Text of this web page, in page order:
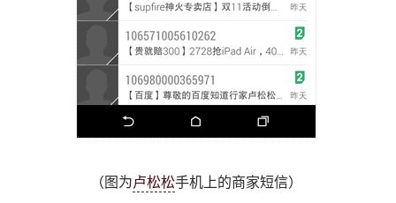
（图为卢松松手机上的商家短信）